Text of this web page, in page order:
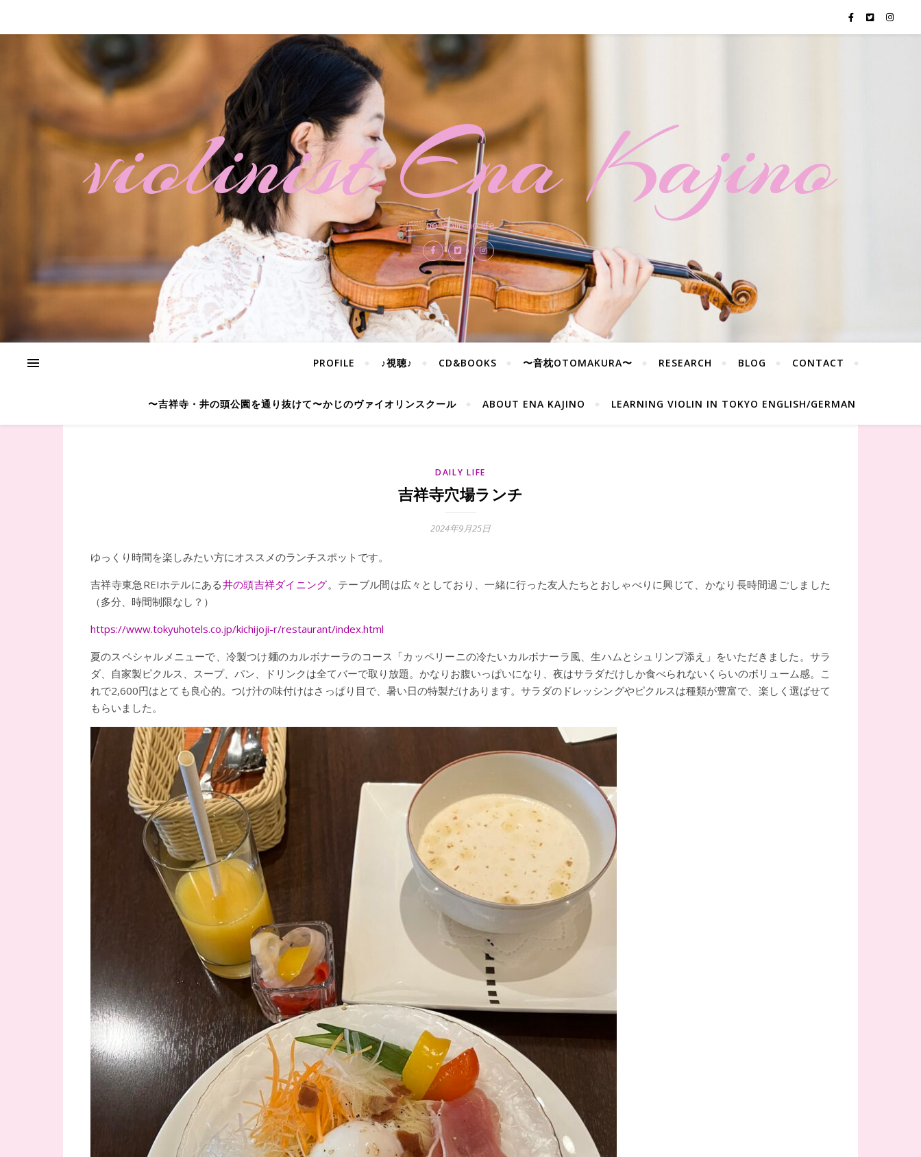
violinist Ena Kajino
no violin no life
PROFILE ♪視聴♪ CD&BOOKS 〜音枕OTOMAKURA〜 RESEARCH BLOG CONTACT
〜吉祥寺・井の頭公園を通り抜けて〜かじのヴァイオリンスクール ABOUT ENA KAJINO LEARNING VIOLIN IN TOKYO ENGLISH/GERMAN
DAILY LIFE
吉祥寺穴場ランチ
2024年9月25日
ゆっくり時間を楽しみたい方にオススメのランチスポットです。
吉祥寺東急REIホテルにある井の頭吉祥ダイニング。テーブル間は広々としており、一緒に行った友人たちとおしゃべりに興じて、かなり長時間過ごしました
（多分、時間制限なし？）
https://www.tokyuhotels.co.jp/kichijoji-r/restaurant/index.html
夏のスペシャルメニューで、冷製つけ麺のカルボナーラのコース「カッペリーニの冷たいカルボナーラ風、生ハムとシュリンプ添え」をいただきました。サラ
ダ、自家製ピクルス、スープ、パン、ドリンクは全てバーで取り放題。かなりお腹いっぱいになり、夜はサラダだけしか食べられないくらいのボリューム感。こ
れで2,600円はとても良心的。つけ汁の味付けはさっぱり目で、暑い日の特製だけあります。サラダのドレッシングやピクルスは種類が豊富で、楽しく選ばせて
もらいました。